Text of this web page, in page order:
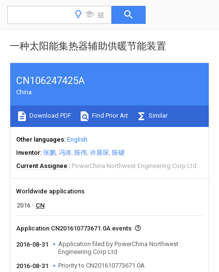
一种太阳能集热器辅助供暖节能装置
CN106247425A
China
Download PDF Find Prior Art Similar
Other languages English
Inventor 张鹏 冯涛 陈伟 许晨琛 陈键
Current Assignee
PowerChina Northwest Engineering Corp Ltd
Worldwide applications
2016
CN
Application CN201610773671.0A events
2016-08-31
Application filed by PowerChina Northwest
Engineering Corp Ltd
2016-08-31
Priority to CN201610773671.0A